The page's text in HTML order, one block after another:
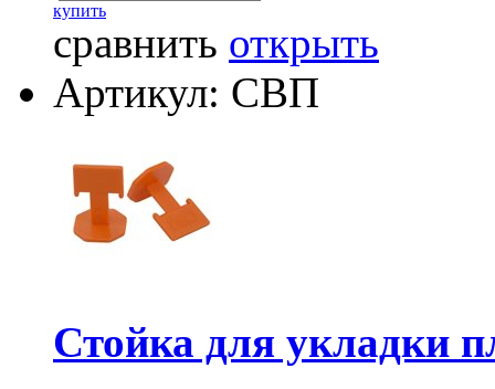
купить
сравнить открыть
Артикул: СВП
Стойка для укладки